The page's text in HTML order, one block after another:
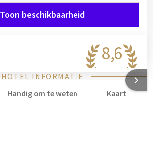
Toon beschikbaarheid
8,6
HOTEL INFORMATIE
Handig om te weten
Kaart